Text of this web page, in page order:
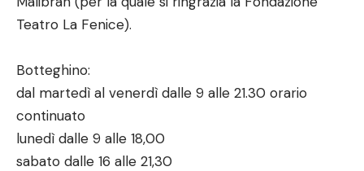
Teatro La Fenice).
Botteghino:
dal martedì al venerdì dalle 9 alle 21.30 orario
continuato
lunedì dalle 9 alle 18,00
sabato dalle 16 alle 21,30